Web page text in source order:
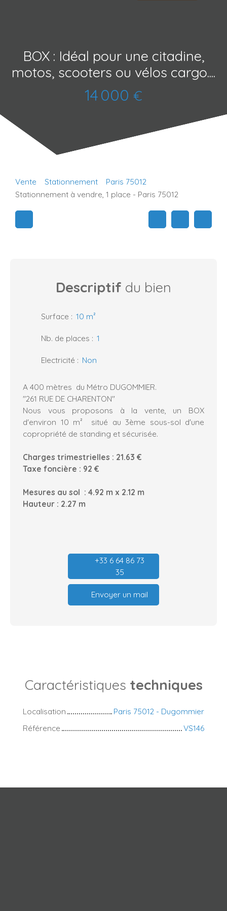
BOX : Idéal pour une citadine,
motos, scooters ou vélos cargo....
14 000 €
Vente Stationnement
Paris 75012
Stationnement à vendre, 1 place - Paris 75012
Descriptif du bien
Surface : 10 m²
Nb. de places : 1
Electricité : Non
A 400 mètres du Métro DUGOMMIER.
"261 RUE DE CHARENTON"
Nous vous proposons à la vente, un BOX
d'environ 10 m² situé au 3ème sous-sol d'une
copropriété de standing et sécurisée.
Charges trimestrielles : 21.63 €
Taxe foncière : 92 €
Mesures au sol : 4.92 m x 2.12 m
Hauteur : 2.27 m
+33 6 64 86 73
35
Envoyer un mail
Caractéristiques techniques
Localisation
Paris 75012 - Dugommier
Référence
VS146